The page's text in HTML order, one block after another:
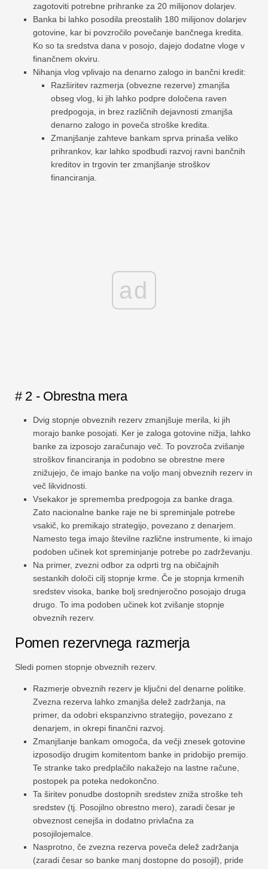
zagotoviti potrebne prihranke za 20 milijonov dolarjev.
Banka bi lahko posodila preostalih 180 milijonov dolarjev
gotovine, kar bi povzročilo povečanje bančnega kredita.
Ko so ta sredstva dana v posojo, dajejo dodatne vloge v
finančnem okviru.
Nihanja vlog vplivajo na denarno zalogo in bančni kredit:
Razširitev razmerja (obvezne rezerve) zmanjša
obseg vlog, ki jih lahko podpre določena raven
predpogoja, in brez različnih dejavnosti zmanjša
denarno zalogo in poveča stroške kredita.
Zmanjšanje zahteve bankam sprva prinaša veliko
prihrankov, kar lahko spodbudi razvoj ravni bančnih
kreditov in trgovin ter zmanjšanje stroškov
financiranja.
ad
# 2 - Obrestna mera
Dvig stopnje obveznih rezerv zmanjšuje merila, ki jih
morajo banke posojati. Ker je zaloga gotovine nižja, lahko
banke za izposojo zaračunajo več. To povzroča zvišanje
stroškov financiranja in podobno se obrestne mere
znižujejo, če imajo banke na voljo manj obveznih rezerv in
več likvidnosti.
Vsekakor je sprememba predpogoja za banke draga.
Zato nacionalne banke raje ne bi spreminjale potrebe
vsakič, ko premikajo strategijo, povezano z denarjem.
Namesto tega imajo številne različne instrumente, ki imajo
podoben učinek kot spreminjanje potrebe po zadrževanju.
Na primer, zvezni odbor za odprti trg na običajnih
sestankih določi cilj stopnje krme. Če je stopnja krmenih
sredstev visoka, banke bolj srednjeročno posojajo druga
drugo. To ima podoben učinek kot zvišanje stopnje
obveznih rezerv.
Pomen rezervnega razmerja
Sledi pomen stopnje obveznih rezerv.
Razmerje obveznih rezerv je ključni del denarne politike.
Zvezna rezerva lahko zmanjša delež zadržanja, na
primer, da odobri ekspanzivno strategijo, povezano z
denarjem, in okrepi finančni razvoj.
Zmanjšanje bankam omogoča, da večji znesek gotovine
izposodijo drugim komitentom banke in pridobijo premijo.
Te stranke tako predplačilo nakažejo na lastne račune,
postopek pa poteka nedokončno.
Ta širitev ponudbe dostopnih sredstev zniža stroške teh
sredstev (tj. Posojilno obrestno mero), zaradi česar je
obveznost cenejša in dodatno privlačna za
posojilojemalce.
Nasprotno, če zvezna rezerva poveča delež zadržanja
(zaradi česar so banke manj dostopne do posojil), pride